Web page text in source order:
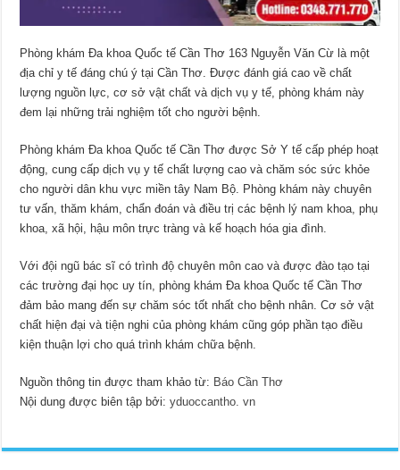
Phòng khám Đa khoa Quốc tế Cần Thơ 163 Nguyễn Văn Cừ là một
địa chỉ y tế đáng chú ý tại Cần Thơ. Được đánh giá cao về chất
lượng nguồn lực, cơ sở vật chất và dịch vụ y tế, phòng khám này
đem lại những trải nghiệm tốt cho người bệnh.
Phòng khám Đa khoa Quốc tế Cần Thơ được Sở Y tế cấp phép hoạt
động, cung cấp dịch vụ y tế chất lượng cao và chăm sóc sức khỏe
cho người dân khu vực miền tây Nam Bộ. Phòng khám này chuyên
tư vấn, thăm khám, chẩn đoán và điều trị các bệnh lý nam khoa, phụ
khoa, xã hội, hậu môn trực tràng và kế hoạch hóa gia đình.
Với đội ngũ bác sĩ có trình độ chuyên môn cao và được đào tạo tại
các trường đại học uy tín, phòng khám Đa khoa Quốc tế Cần Thơ
đảm bảo mang đến sự chăm sóc tốt nhất cho bệnh nhân. Cơ sở vật
chất hiện đại và tiện nghi của phòng khám cũng góp phần tạo điều
kiện thuận lợi cho quá trình khám chữa bệnh.
Nguồn thông tin được tham khảo từ: Báo Cần Thơ
Nội dung được biên tập bởi:yduoccantho. vn